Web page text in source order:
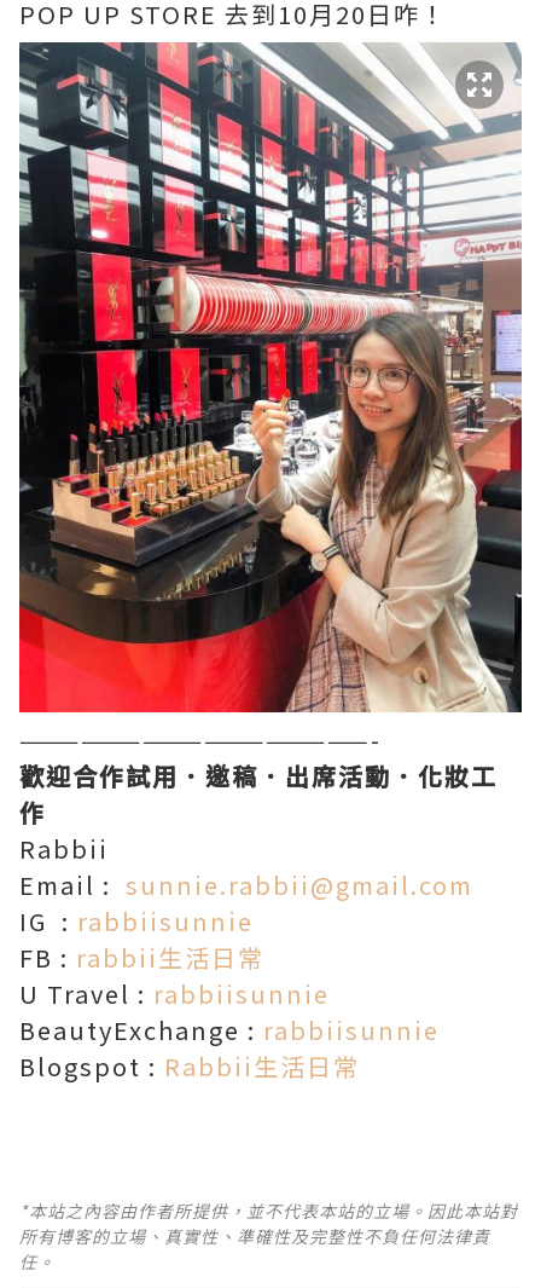
POP UP STORE 去到10月20日咋！
—————————————————-
歡迎合作試用．邀稿．出席活動．化妝工
作
Rabbii
Email : sunnie.rabbii@gmail.com
IG : rabbiisunnie
FB : rabbii生活日常
U Travel : rabbiisunnie
BeautyExchange : rabbiisunnie
Blogspot : Rabbii生活日常
*本站之內容由作者所提供，並不代表本站的立場。因此本站對
所有博客的立場、真實性、準確性及完整性不負任何法律責
任。